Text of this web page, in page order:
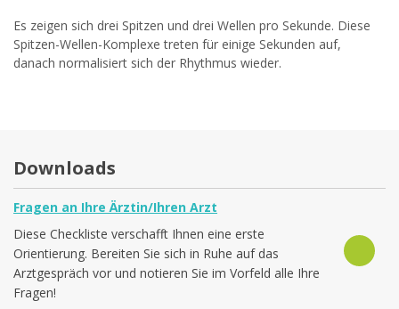
Es zeigen sich drei Spitzen und drei Wellen pro Sekunde. Diese
Spitzen-Wellen-Komplexe treten für einige Sekunden auf,
danach normalisiert sich der Rhythmus wieder.
Downloads
Fragen an Ihre Ärztin/Ihren Arzt
Diese Checkliste verschafft Ihnen eine erste
Orientierung. Bereiten Sie sich in Ruhe auf das
Arztgespräch vor und notieren Sie im Vorfeld alle Ihre
Fragen!